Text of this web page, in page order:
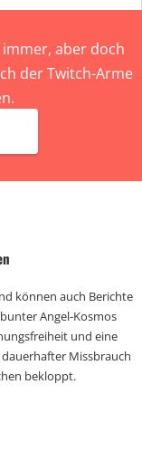
aber doch
der Twitch-Arme
können auch Berichte
Angel-Kosmos
und eine
Missbrauch
bekloppt.